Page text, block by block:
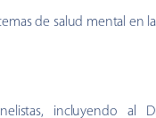
de salud mental en
incluyendo al